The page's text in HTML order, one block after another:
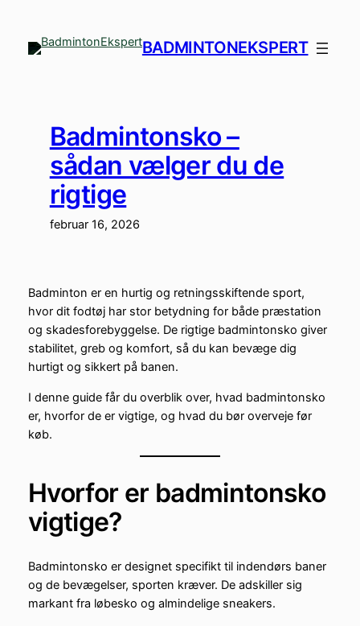
indhold
BADMINTONEKSPERT
Badmintonsko –
sådan vælger du de
rigtige
februar 16, 2026
Badminton er en hurtig og retningsskiftende sport,
hvor dit fodtøj har stor betydning for både præstation
og skadesforebyggelse. De rigtige badmintonsko giver
stabilitet, greb og komfort, så du kan bevæge dig
hurtigt og sikkert på banen.
I denne guide får du overblik over, hvad badmintonsko
er, hvorfor de er vigtige, og hvad du bør overveje før
køb.
Hvorfor er badmintonsko
vigtige?
Badmintonsko er designet specifikt til indendørs baner
og de bevægelser, sporten kræver. De adskiller sig
markant fra løbesko og almindelige sneakers.